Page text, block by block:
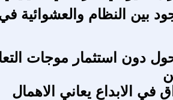
بين النظام والعشوائية
دون استثمار موجات
في الابداع يعاني الاهمال